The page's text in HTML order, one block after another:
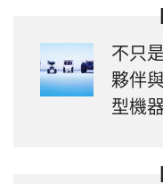
不只
夥伴
型機